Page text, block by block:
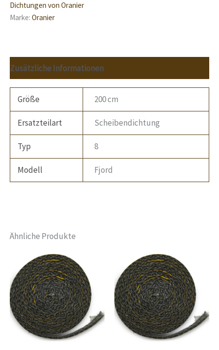
Dichtungen von Oranier
Marke: Oranier
Zusätzliche Informationen
Größe 200 cm
Ersatzteilart Scheibendichtung
Typ 8
Modell Fjord
Ähnliche Produkte